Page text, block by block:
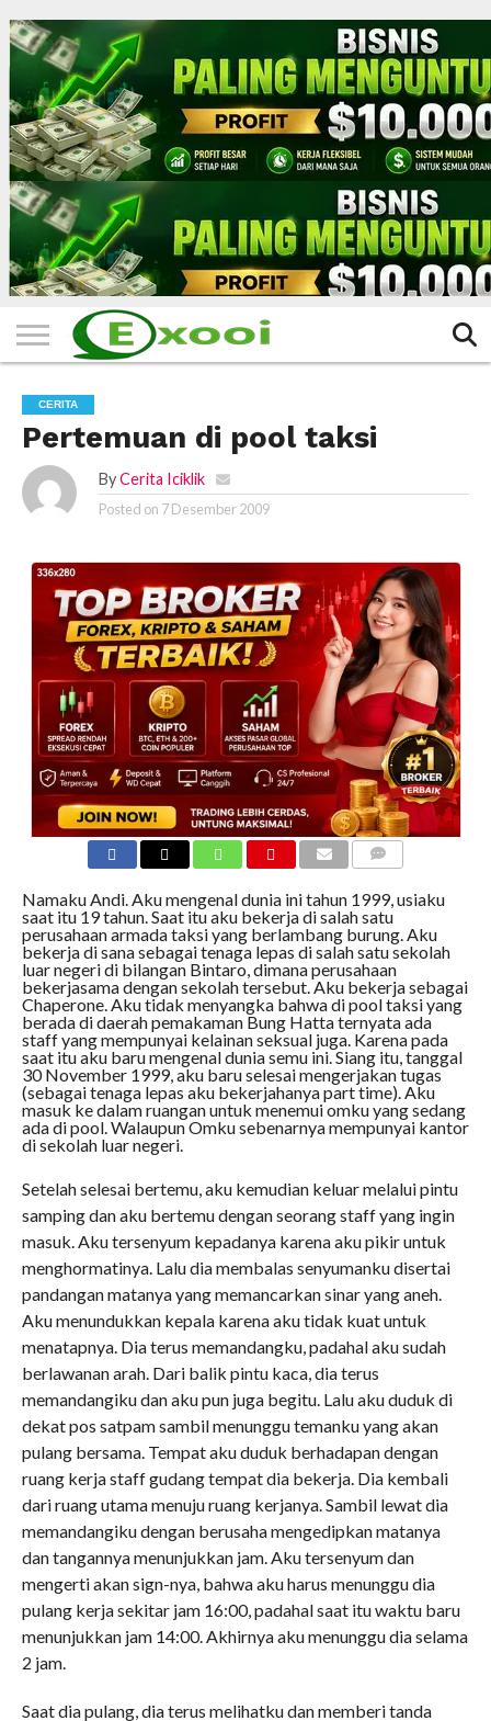
HOME
FILTER
BERITA
BIODATA
CERITA
CERPEN
EKSKLUSIF
FOTO
VIDEO
TIPS
MORE
CERITA
Pertemuan di pool taksi
By Cerita Iciklik
Posted on 7 Desember 2009
Namaku Andi. Aku mengenal dunia ini tahun 1999, usiaku
saat itu 19 tahun. Saat itu aku bekerja di salah satu
perusahaan armada taksi yang berlambang burung. Aku
bekerja di sana sebagai tenaga lepas di salah satu sekolah
luar negeri di bilangan Bintaro, dimana perusahaan
bekerjasama dengan sekolah tersebut. Aku bekerja sebagai
Chaperone. Aku tidak menyangka bahwa di pool taksi yang
berada di daerah pemakaman Bung Hatta ternyata ada
staff yang mempunyai kelainan seksual juga. Karena pada
saat itu aku baru mengenal dunia semu ini. Siang itu, tanggal
30 November 1999, aku baru selesai mengerjakan tugas
(sebagai tenaga lepas aku bekerjahanya part time). Aku
masuk ke dalam ruangan untuk menemui omku yang sedang
ada di pool. Walaupun Omku sebenarnya mempunyai kantor
di sekolah luar negeri.
Setelah selesai bertemu, aku kemudian keluar melalui pintu
samping dan aku bertemu dengan seorang staff yang ingin
masuk. Aku tersenyum kepadanya karena aku pikir untuk
menghormatinya. Lalu dia membalas senyumanku disertai
pandangan matanya yang memancarkan sinar yang aneh.
Aku menundukkan kepala karena aku tidak kuat untuk
menatapnya. Dia terus memandangku, padahal aku sudah
berlawanan arah. Dari balik pintu kaca, dia terus
memandangiku dan aku pun juga begitu. Lalu aku duduk di
dekat pos satpam sambil menunggu temanku yang akan
pulang bersama. Tempat aku duduk berhadapan dengan
ruang kerja staff gudang tempat dia bekerja. Dia kembali
dari ruang utama menuju ruang kerjanya. Sambil lewat dia
memandangiku dengan berusaha mengedipkan matanya
dan tangannya menunjukkan jam. Aku tersenyum dan
mengerti akan sign-nya, bahwa aku harus menunggu dia
pulang kerja sekitar jam 16:00, padahal saat itu waktu baru
menunjukkan jam 14:00. Akhirnya aku menunggu dia selama
2 jam.
Saat dia pulang, dia terus melihatku dan memberi tanda